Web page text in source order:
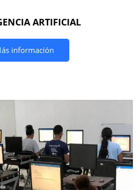
ARTIFICIAL
información